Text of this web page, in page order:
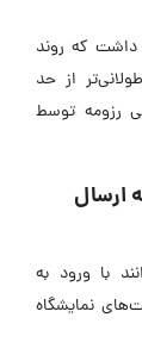
داشت که روند
از حد
رزومه‌ توسط
ارسال
با ورود به
نمایشگاه